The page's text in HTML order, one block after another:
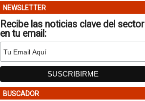
NEWSLETTER
Recibe las noticias clave del sector
en tu email:
BUSCADOR